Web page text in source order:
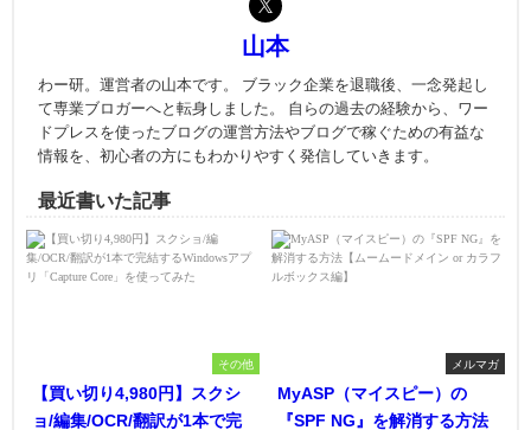
山本
わー研。運営者の山本です。 ブラック企業を退職後、一念発起し
て専業ブロガーへと転身しました。 自らの過去の経験から、ワー
ドプレスを使ったブログの運営方法やブログで稼ぐための有益な
情報を、初心者の方にもわかりやすく発信していきます。
最近書いた記事
その他
【買い切り4,980円】スクシ
ョ/編集/OCR/翻訳が1本で完
メルマガ
MyASP（マイスピー）の
『SPF NG』を解消する方法